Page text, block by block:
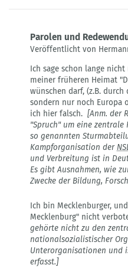
Parolen und
Veröffentlicht von
auf
Parolen,
Redewendungen
von
Olaf
Plantener
Ich sage schon lange
meiner früheren Heimat
wünschen darf, (z.B.
sondern nur noch Europa
ich hier falsch. [Anm. der
"Spruch" um eine
so genannten
Kampforganisation der
und Verbreitung ist in
Es gibt Ausnahmen, wie
Zwecke der Bildung,
Ich bin Mecklenburger,
Mecklenburg" nicht
gehörte nicht zu den
nationalsozialistischer
Unterorganisationen und
erfasst.]